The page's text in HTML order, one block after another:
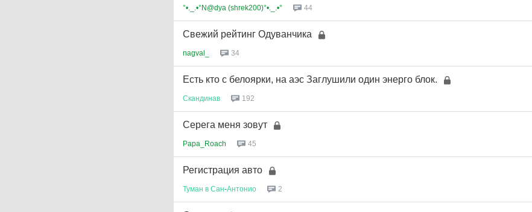
°•._.•°N@dya (shrek200)°•._.•° 44
Свежий рейтинг Одуванчика
nagval_ 34
Есть кто с белоярки, на аэс Заглушили один энерго блок.
Скандинав 192
Серега меня зовут
Papa_Roach 45
Регистрация авто
Туман в Сан-Антонио 2